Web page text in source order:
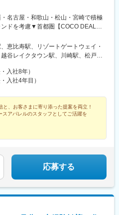
・名古屋・和歌山・松山・宮崎で積極
ドを考慮▼首都圏【COCO DEAL】
／イクスピアリ／ルミネ横浜 など
川崎・松戸／柏高島屋／たまプラー
座／東京ドームシティ／アトレ吉祥
戸 など▼関西【COCO DEAL】阪
／京都ポルタ／天王寺MIO／なんば
／三宮 など【LILLIAN CARAT】ル
DEAL】大高／岡山／天神地下街／
【LOUNIE】仙台アエル／名古屋高
本・宮崎 など【Stola.】札幌アピア
ーク／松山 など※受動喫煙対策あり
恵比寿駅、リゾートゲートウェイ・
谷レイクタウン駅、川崎駅、松戸
ロ)、名古屋駅、南大高駅、大阪駅、
駅、西宮北口駅、なんば駅(南海線)、
、広島駅、宮崎駅、長崎駅前駅、熊
さっぽろ駅、仙台駅、新高島駅、代
スカイツリー駅、京急川崎駅、春日
京成船橋駅、汐留駅、近鉄名古屋駅、
なんば駅(地下鉄)、西梅田駅、梅田駅
熊本駅前駅、栄町駅(愛知県)、西４丁
新宿三丁目駅、日比谷駅、高島町
ステーション駅、本所吾妻橋駅、銀
神駅、内幸町駅、新宿西口駅、平沼
駅前駅、大阪難波駅、三宮駅(神戸市
入社8年）
入社4年目）
と、お客さまに寄り添った提案を両立！
スアパレルのスタッフとしてご活躍を
応募する